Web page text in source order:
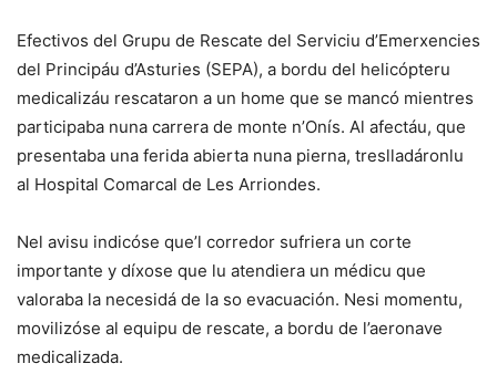
Efectivos del Grupu de Rescate del Serviciu d’Emerxencies
del Principáu d’Asturies (SEPA), a bordu del helicópteru
medicalizáu rescataron a un home que se mancó mientres
participaba nuna carrera de monte n’Onís. Al afectáu, que
presentaba una ferida abierta nuna pierna, treslladáronlu
al Hospital Comarcal de Les Arriondes.
Nel avisu indicóse que’l corredor sufriera un corte
importante y díxose que lu atendiera un médicu que
valoraba la necesidá de la so evacuación. Nesi momentu,
movilizóse al equipu de rescate, a bordu de l’aeronave
medicalizada.